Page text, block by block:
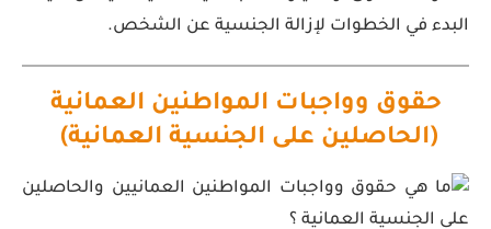
البدء في الخطوات لإزالة الجنسية عن الشخص.
حقوق وواجبات المواطنين العمانية
(الحاصلين على الجنسية العمانية)